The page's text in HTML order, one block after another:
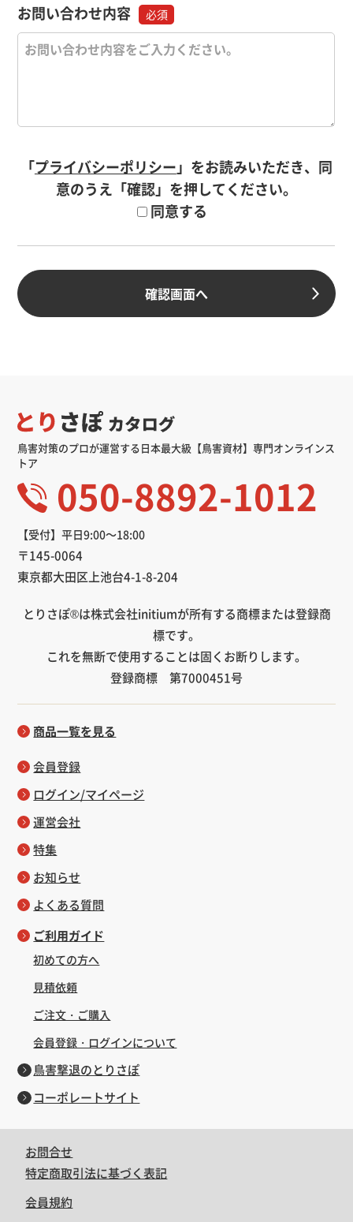
お問い合わせ内容 必須
「プライバシーポリシー」をお読みいただき、同
意のうえ「確認」を押してください。
同意する
鳥害対策のプロが運営する日本最大級【鳥害資材】専門オンラインス
トア
050-8892-1012
【受付】平日9:00～18:00
〒145-0064
東京都大田区上池台4-1-8-204
とりさぽ®は株式会社initiumが所有する商標または登録商
標です。
これを無断で使用することは固くお断りします。
登録商標 第7000451号
商品一覧を見る
会員登録
ログイン/マイページ
運営会社
特集
お知らせ
よくある質問
ご利用ガイド
初めての方へ
見積依頼
ご注文・ご購入
会員登録・ログインについて
鳥害撃退のとりさぽ
コーポレートサイト
お問合せ
特定商取引法に基づく表記
会員規約